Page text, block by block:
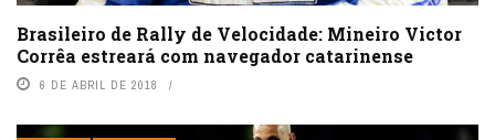
Brasileiro de Rally de Velocidade: Mineiro Victor
Corrêa estreará com navegador catarinense
6 DE ABRIL DE 2018